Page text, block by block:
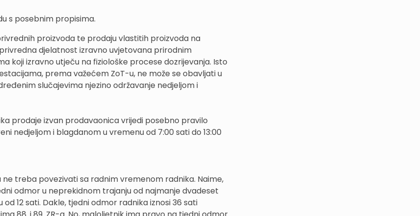
s posebnim propisima.
proizvoda te prodaju vlastitih proizvoda na
djelatnost izravno uvjetovana prirodnim
koji izravno utječu na fiziološke procese dozrijevanja. Isto
prema važećem ZoT-u, ne može se obavljati u
slučajevima njezino održavanje nedjeljom i
prodaje izvan prodavaonica vrijedi posebno pravilo
nedjeljom i blagdanom u vremenu od 7:00 sati do 13:00
treba povezivati sa radnim vremenom radnika. Naime,
odmor u neprekidnom trajanju od najmanje dvadeset
12 sati. Dakle, tjedni odmor radnika iznosi 36 sati